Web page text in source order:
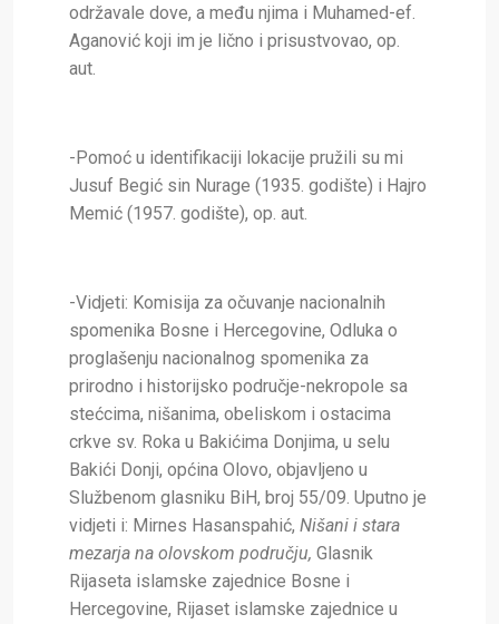
održavale dove, a među njima i Muhamed-ef.
Aganović koji im je lično i prisustvovao, op.
aut.
-Pomoć u identifikaciji lokacije pružili su mi
Jusuf Begić sin Nurage (1935. godište) i Hajro
Memić (1957. godište), op. aut.
-Vidjeti: Komisija za očuvanje nacionalnih
spomenika Bosne i Hercegovine, Odluka o
proglašenju nacionalnog spomenika za
prirodno i historijsko područje-nekropole sa
stećcima, nišanima, obeliskom i ostacima
crkve sv. Roka u Bakićima Donjima, u selu
Bakići Donji, općina Olovo, objavljeno u
Službenom glasniku BiH, broj 55/09. Uputno je
vidjeti i: Mirnes Hasanspahić, Nišani i stara
mezarja na olovskom području, Glasnik
Rijaseta islamske zajednice Bosne i
Hercegovine, Rijaset islamske zajednice u